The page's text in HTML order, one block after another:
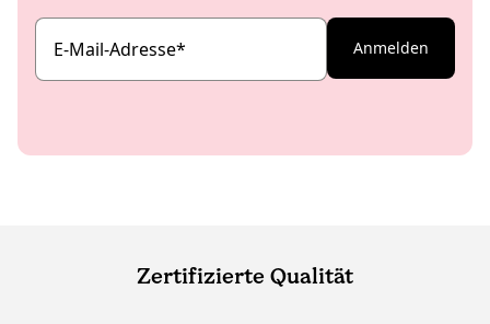
E-Mail-Adresse* Anmelden
Zertifizierte Qualität